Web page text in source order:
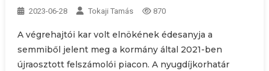
2023-06-28 Tokaji Tamás 870
A végrehajtói kar volt elnökének édesanyja a
semmiből jelent meg a kormány által 2021-ben
újraosztott felszámolói piacon. A nyugdíjkorhatár